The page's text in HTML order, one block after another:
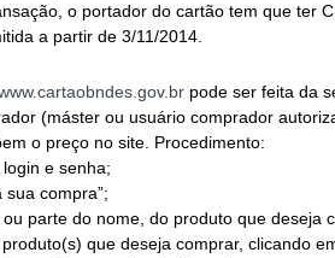
o portador do cartão tem que ter
a partir de 3/11/2014.
pode ser feita da
(máster ou usuário comprador
o preço no site. Procedimento:
e senha;
sua compra”;
parte do nome, do produto que deseja
que deseja comprar, clicando